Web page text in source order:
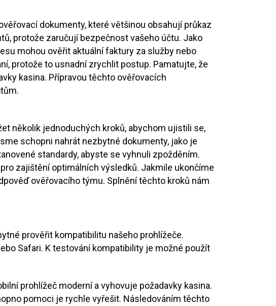
dokumenty, které většinou obsahují průkaz
protože zaručují bezpečnost vašeho účtu. Jako
mohou ověřit aktuální faktury za služby nebo
protože to usnadní zrychlit postup. Pamatujte, že
kasina. Přípravou těchto ověřovacích
několik jednoduchých kroků, abychom ujistili se,
schopni nahrát nezbytné dokumenty, jako je
standardy, abyste se vyhnuli zpožděním.
zajištění optimálních výsledků. Jakmile ukončíme
ověřovacího týmu. Splnění těchto kroků nám
prověřit kompatibilitu našeho prohlížeče.
Safari. K testování kompatibility je možné použít
prohlížeč moderní a vyhovuje požadavky kasina.
pomoci je rychle vyřešit. Následováním těchto